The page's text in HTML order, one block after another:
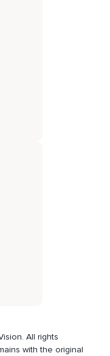
All rights
with the original